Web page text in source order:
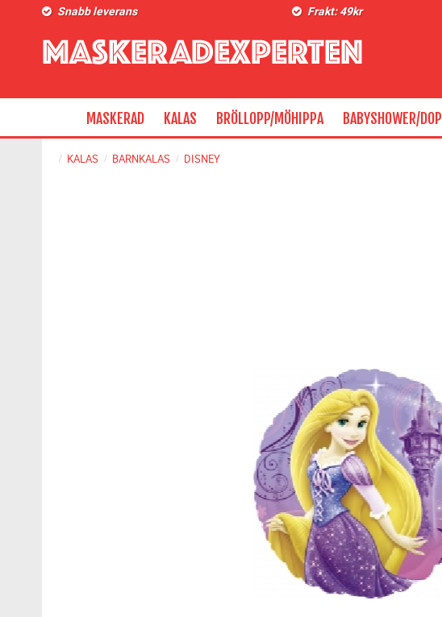
Snabb leverans Frakt: 49kr
MASKERAD KALAS BRÖLLOPP/MÖHIPPA BABYSHOWER/DOP
KALAS BARNKALAS DISNEY